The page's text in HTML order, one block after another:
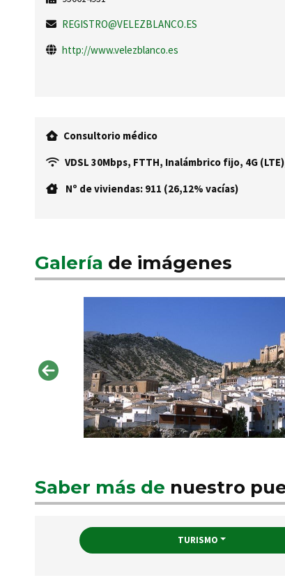
REGISTRO@VELEZBLANCO.ES
http://www.velezblanco.es
Consultorio médico
VDSL 30Mbps, FTTH, Inalámbrico fijo, 4G
Nº de viviendas: 911 (26,12% vacías)
Galería de imágenes
Saber más de nuestro
TURISMO